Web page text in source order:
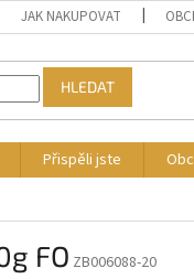
JAK NAKUPOVAT
HLEDAT
Přispěli jste
FO ZB006088-20